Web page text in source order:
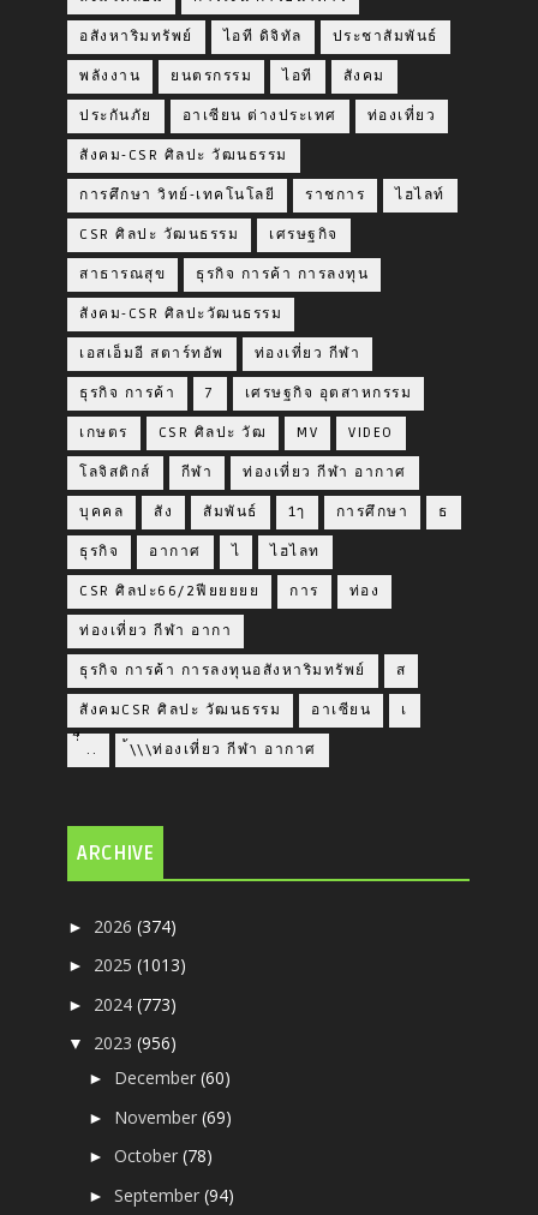
อสังหาริมทรัพย์ ไอที ดิจิทัล ประชาสัมพันธ์
พลังงาน ยนตรกรรม ไอที สังคม
ประกันภัย อาเซียน ต่างประเทศ ท่องเที่ยว
สังคม-CSR ศิลปะ วัฒนธรรม
การศึกษา วิทย์-เทคโนโลยี ราชการ ไฮไลท์
CSR ศิลปะ วัฒนธรรม เศรษฐกิจ
สาธารณสุข ธุรกิจ การค้า การลงทุน
สังคม-CSR ศิลปะวัฒนธรรม
เอสเอ็มอี สตาร์ทอัพ ท่องเที่ยว กีฬา
ธุรกิจ การค้า 7 เศรษฐกิจ อุตสาหกรรม
เกษตร CSR ศิลปะ วัฒ MV VIDEO
โลจิสติกส์ กีฬา ท่องเที่ยว กีฬา อากาศ
บุคคล สัง สัมพันธ์ 1ๅ การศึกษา ธ
ธุรกิจ อากาศ ไ ไฮไลท
CSR ศิลปะ66/2ฟียยยยย การ ท่อง
ท่องเที่ยว กีฬา อากา
ธุรกิจ การค้า การลงทุนอสังหาริมทรัพย์ ส
สังคมCSR ศิลปะ วัฒนธรรม อาเซียน เ
่่ื​ .. ้\\\ท่องเที่ยว กีฬา อากาศ
ARCHIVE
► 2026(374)
► 2025(1013)
► 2024(773)
▼ 2023(956)
► December(60)
► November(69)
►October(78)
►September(94)